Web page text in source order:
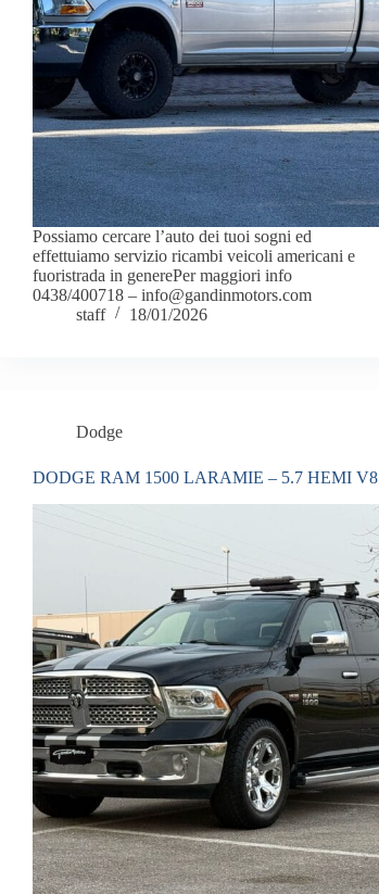
Possiamo cercare l’auto dei tuoi sogni ed
effettuiamo servizio ricambi veicoli americani e
fuoristrada in generePer maggiori info
0438/400718 – info@gandinmotors.com
staff
18/01/2026
Dodge
DODGE RAM 1500 LARAMIE – 5.7 HEMI V8